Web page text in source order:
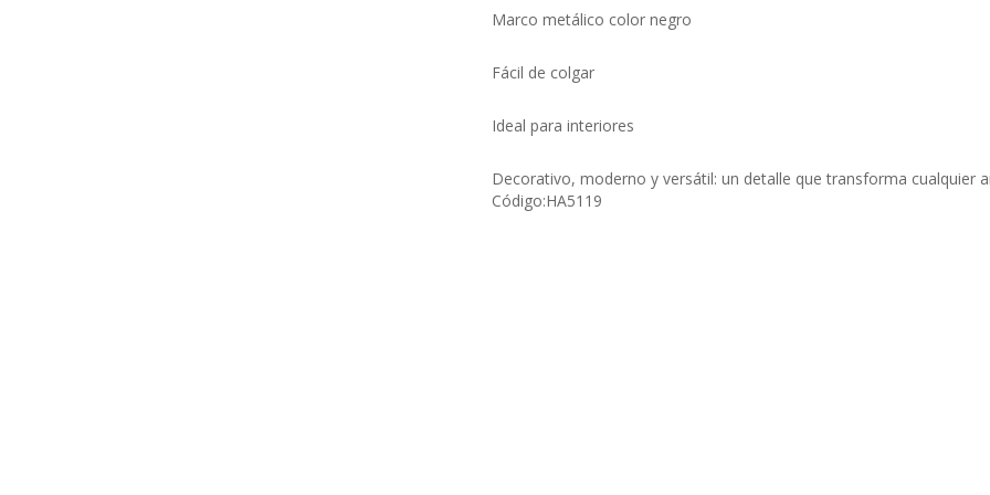
Marco metálico color negro
Fácil de colgar
Ideal para interiores
Decorativo, moderno y versátil: un detalle que transforma cualquier
Código:HA5119